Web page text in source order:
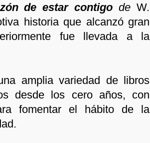
de estar contigode W.
historia que alcanzó gran
fue llevada a la
amplia variedad de libros
desde los cero años, con
fomentar el hábito de la